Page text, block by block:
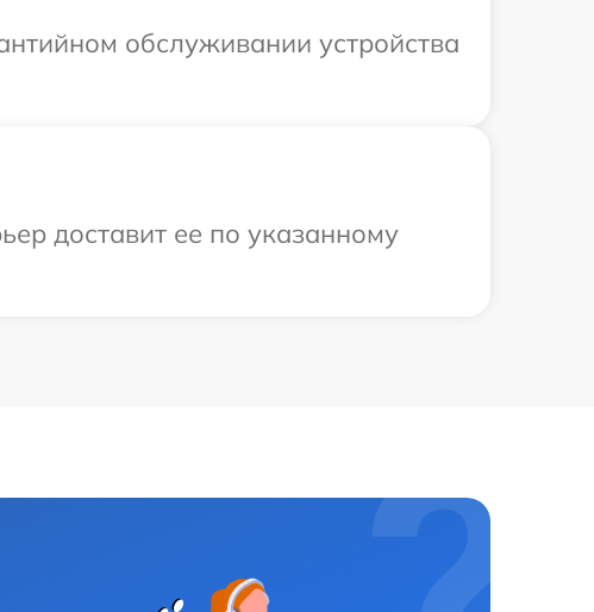
обслуживании устройства
доставит ее по указанному